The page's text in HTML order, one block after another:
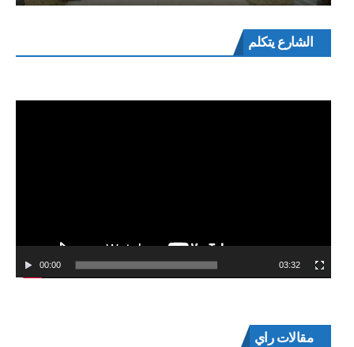
الشارع يتكلممشغل
00:00 03:32
مقالات راي